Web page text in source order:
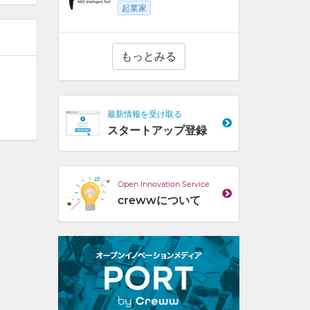
起業家
もっとみる
最新情報を受け取る
スタートアップ登録
Open Innovation Service
crewwについて